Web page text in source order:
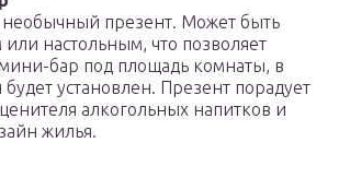
необычный презент. Может быть
настольным, что позволяет
бар под площадь комнаты, в
установлен. Презент порадует
алкогольных напитков и
жилья.